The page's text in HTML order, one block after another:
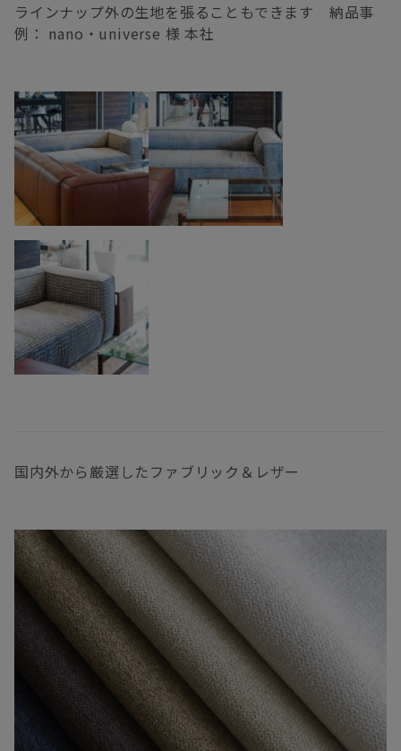
ラインナップ外の生地を張ることもできます 納品事
例： nano・universe 様 本社
国内外から厳選したファブリック＆レザー